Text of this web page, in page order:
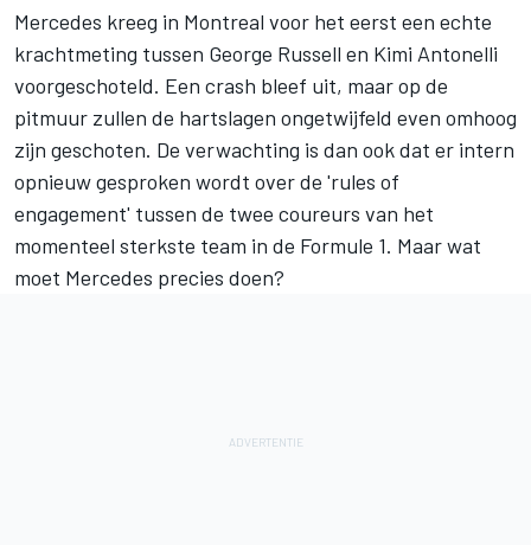
Mercedes kreeg in Montreal voor het eerst een echte
krachtmeting tussen George Russell en Kimi Antonelli
voorgeschoteld. Een crash bleef uit, maar op de
pitmuur zullen de hartslagen ongetwijfeld even omhoog
zijn geschoten. De verwachting is dan ook dat er intern
opnieuw gesproken wordt over de 'rules of
engagement' tussen de twee coureurs van het
momenteel sterkste team in de Formule 1. Maar wat
moet Mercedes precies doen?